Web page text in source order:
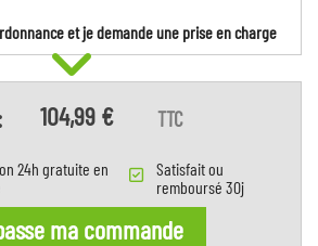
et je demande une prise en charge
104,99 € TTC
24h gratuite en
Satisfait ou
remboursé 30j
ma commande